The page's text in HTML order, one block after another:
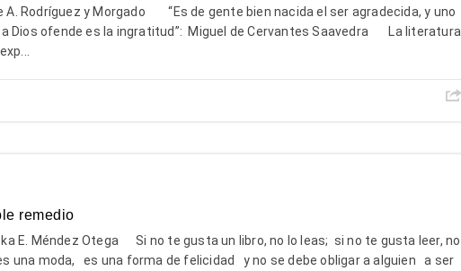
A. Rodríguez y Morgado “Es de gente bien nacida el ser agradecida, y uno
a Dios ofende es la ingratitud”: Miguel de Cervantes Saavedra La literatura
remedio
E. Méndez Otega Si no te gusta un libro, no lo leas; si no te gusta leer, no
una moda, es una forma de felicidad y no se debe obligar a alguien a ser